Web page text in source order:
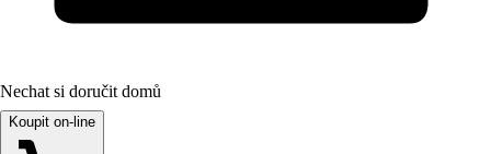
Nechat si doručit domů
Koupit on-line